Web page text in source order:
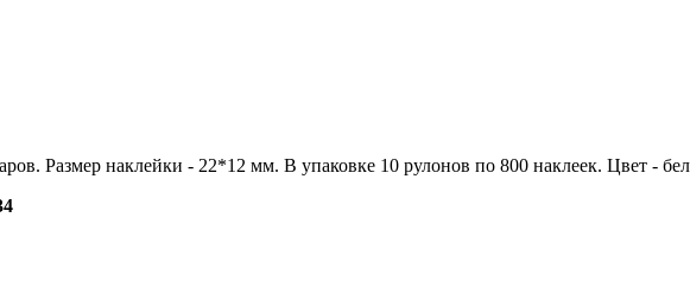
Размер наклейки - 22*12 мм. В упаковке 10 рулонов по 800 наклеек. Цвет -